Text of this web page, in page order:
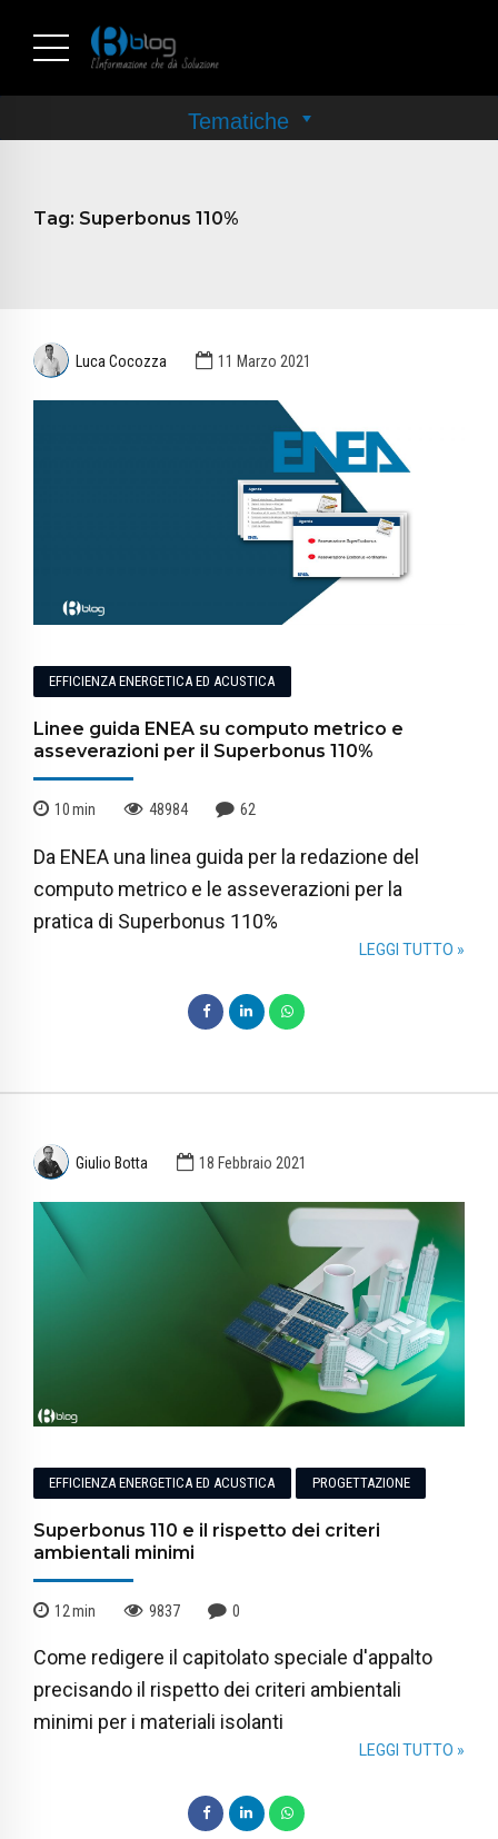
Tag: Superbonus 110%
Luca Cocozza 11 Marzo 2021
EFFICIENZA ENERGETICA ED ACUSTICA
Linee guida ENEA su computo metrico e
asseverazioni per il Superbonus 110%
10min 48984 62
Da ENEA una linea guida per la redazione del
computo metrico e le asseverazioni per la
pratica di Superbonus 110%
LEGGI TUTTO »
Giulio Botta 18 Febbraio 2021
EFFICIENZA ENERGETICA ED ACUSTICA PROGETTAZIONE
Superbonus 110 e il rispetto dei criteri
ambientali minimi
12min 9837 0
Come redigere il capitolato speciale d'appalto
precisando il rispetto dei criteri ambientali
minimi per i materiali isolanti
LEGGI TUTTO »